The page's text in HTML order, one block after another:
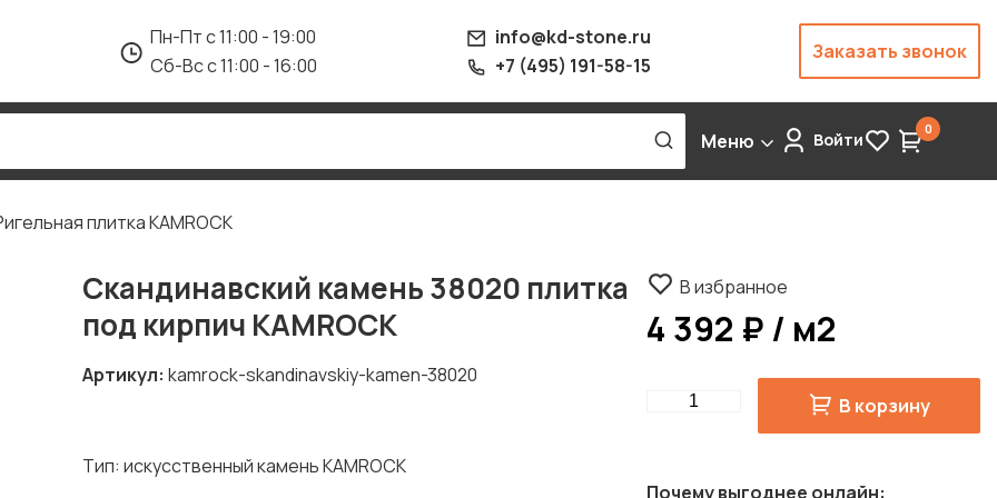
Пн-Пт с 11:00 - 19:00
Сб-Вс с 11:00 - 16:00
info@kd-stone.ru
+7 (495) 191-58-15
Заказать звонок
Меню Войти 0
плитка KAMROCK
Скандинавский камень 38020 плитка
под кирпич KAMROCK
Артикул kamrock-skandinavskiy-kamen-38020
Тип: искусственный камень KAMROCK
В избранное
4 392 ₽ / м2
Quantity В корзину
Почему выгоднее онлайн: